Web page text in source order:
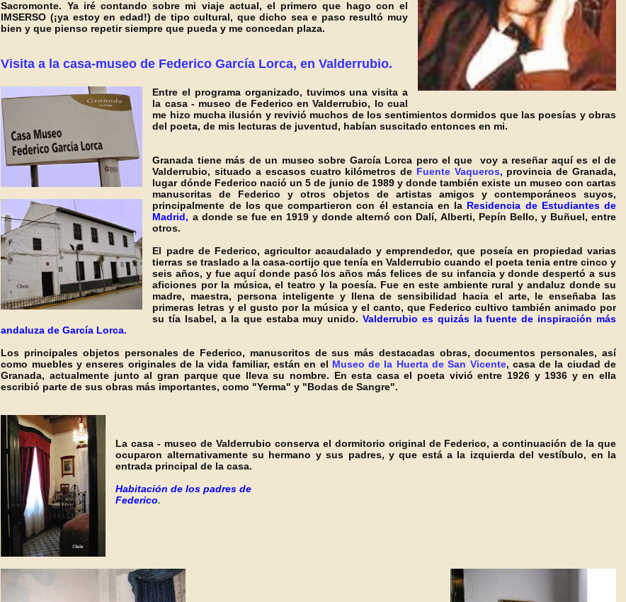
Sacromonte. Ya iré contando sobre mi viaje actual, el primero que hago con el
IMSERSO (¡ya estoy en edad!) de tipo cultural, que dicho sea e paso resultó muy
bien y que pienso repetir siempre que pueda y me concedan plaza.
Visita a la casa-museo de Federico García Lorca, enValderrubio.
Entre el programa organizado, tuvimos una visita a
la casa - museo de Federico en Valderrubio, lo cual
me hizo mucha ilusión y revivió muchos de los sentimientos dormidos que las poesías y obras
del poeta, de mis lecturas de juventud, habían suscitado entonces en mi.
Granada tiene más de un museo sobre García Lorca pero el que voy a reseñar aquí es el de
Valderrubio, situado a escasos cuatro kilómetros de Fuente Vaqueros, provincia de Granada,
lugar dóndeFederico nació un 5 de junio de 1989 y donde también existe un museo con cartas
manuscritas de Federico y otros objetos de artistas amigos y contemporáneos suyos,
principalmente de los que compartieron con él estanciaen la Residencia de Estudiantes de
Madrid, a donde se fue en 1919 y donde alternó con Dalí, Alberti, Pepín Bello, y Buñuel, entre
otros.
El padre de Federico, agricultor acaudalado y emprendedor, que poseía en propiedad varias
tierras se traslado a la casa-cortijo que tenía en Valderrubio cuando el poeta tenia entre cinco y
seis años, y fue aquí donde pasó los años más felices de su infancia y donde despertó a sus
aficiones por la música, el teatro y la poesía. Fue en este ambiente rural y andaluz donde su
madre, maestra, persona inteligente y llena de sensibilidad hacia el arte, le enseñaba las
primeras letras y el gusto por la música y el canto, que Federico cultivo también animado por
su tía Isabel, a la que estaba muy unido. Valderrubio es quizás la fuente de inspiración más
andaluza de García Lorca.
Los principales objetos personales de Federico, manuscritos de sus más destacadas obras, documentos personales, así
como muebles y enseres originales de la vida familiar, están en el Museo de la Huerta de San Vicente, casa de la ciudad de
Granada, actualmente junto al gran parque que lleva su nombre. En esta casa el poeta vivió entre 1926 y 1936 y en ella
escribió parte de sus obras más importantes, como "Yerma" y "Bodas de Sangre".
La casa - museo de Valderrubio conserva el dormitorio original de Federico, a continuación de la que
ocuparon alternativamente su hermano y sus padres, y que está a la izquierda del vestíbulo, en la
entrada principal de la casa.
Habitación de los padres de
Federico.